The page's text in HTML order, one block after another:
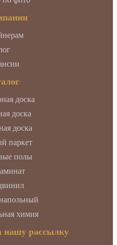
доска
доска
доска
паркет
полы
химия
нашу рассылку